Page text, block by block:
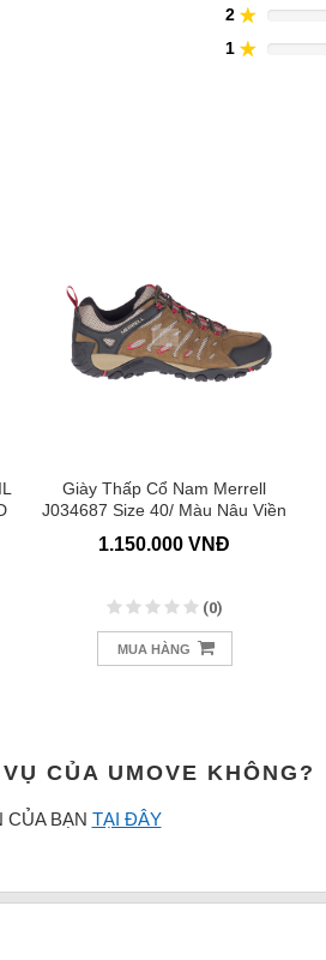
Complete
2
Complete
1
Giày Thấp Cổ Nam Merrell
J034687 Size 40/ Màu Nâu Viền
1.150.000 VNĐ
(0)
MUA HÀNG
CỦA UMOVE KHÔNG?
CỦA BẠN TẠI ĐÂY